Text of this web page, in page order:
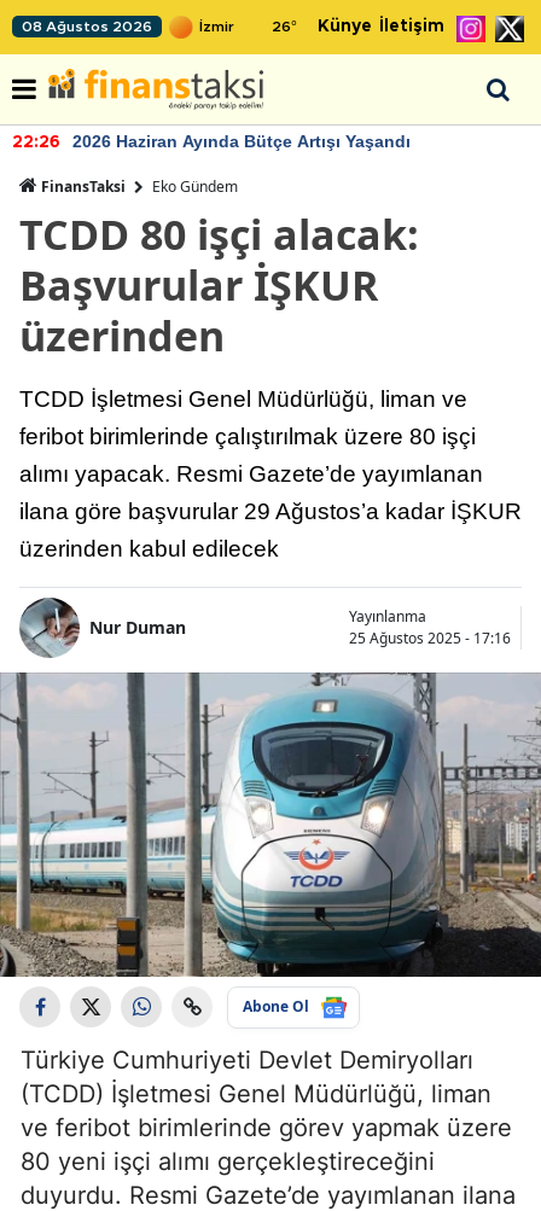
08 Ağustos 2026 26° Künye İletişim
22:26 2026 Haziran Ayında Bütçe Artışı Yaşandı
FinansTaksi Eko Gündem
TCDD 80 işçi alacak:
Başvurular İŞKUR
üzerinden
TCDD İşletmesi Genel Müdürlüğü, liman ve
feribot birimlerinde çalıştırılmak üzere 80 işçi
alımı yapacak. Resmi Gazete’de yayımlanan
ilana göre başvurular 29 Ağustos’a kadar İŞKUR
üzerinden kabul edilecek
Nur Duman
Yayınlanma
25 Ağustos 2025 - 17:16
Abone Ol
Türkiye Cumhuriyeti Devlet Demiryolları
(TCDD) İşletmesi Genel Müdürlüğü, liman
ve feribot birimlerinde görev yapmak üzere
80 yeni işçi alımı gerçekleştireceğini
duyurdu. Resmi Gazete’de yayımlanan ilana